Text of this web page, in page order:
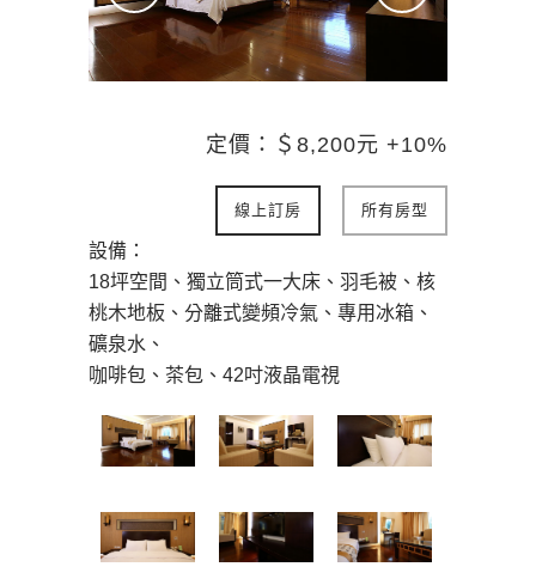
定價：＄8,200元 +10%
線上訂房 所有房型
設備：
18坪空間、獨立筒式一大床、羽毛被、核
桃木地板、分離式變頻冷氣、專用冰箱、
礦泉水、
咖啡包、茶包、42吋液晶電視